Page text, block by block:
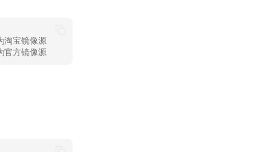
淘宝镜像源
官方镜像源